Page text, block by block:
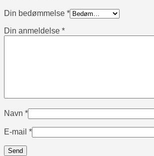
Din bedømmelse *
Din anmeldelse *
Navn *
E-mail *